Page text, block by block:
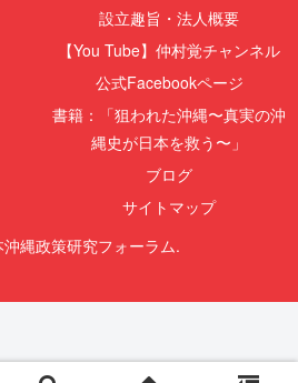
設立趣旨・法人概要
【You Tube】仲村覚チャンネル
公式Facebookページ
書籍：「狙われた沖縄〜真実の沖
縄史が日本を救う〜」
ブログ
サイトマップ
縄政策研究フォーラム.